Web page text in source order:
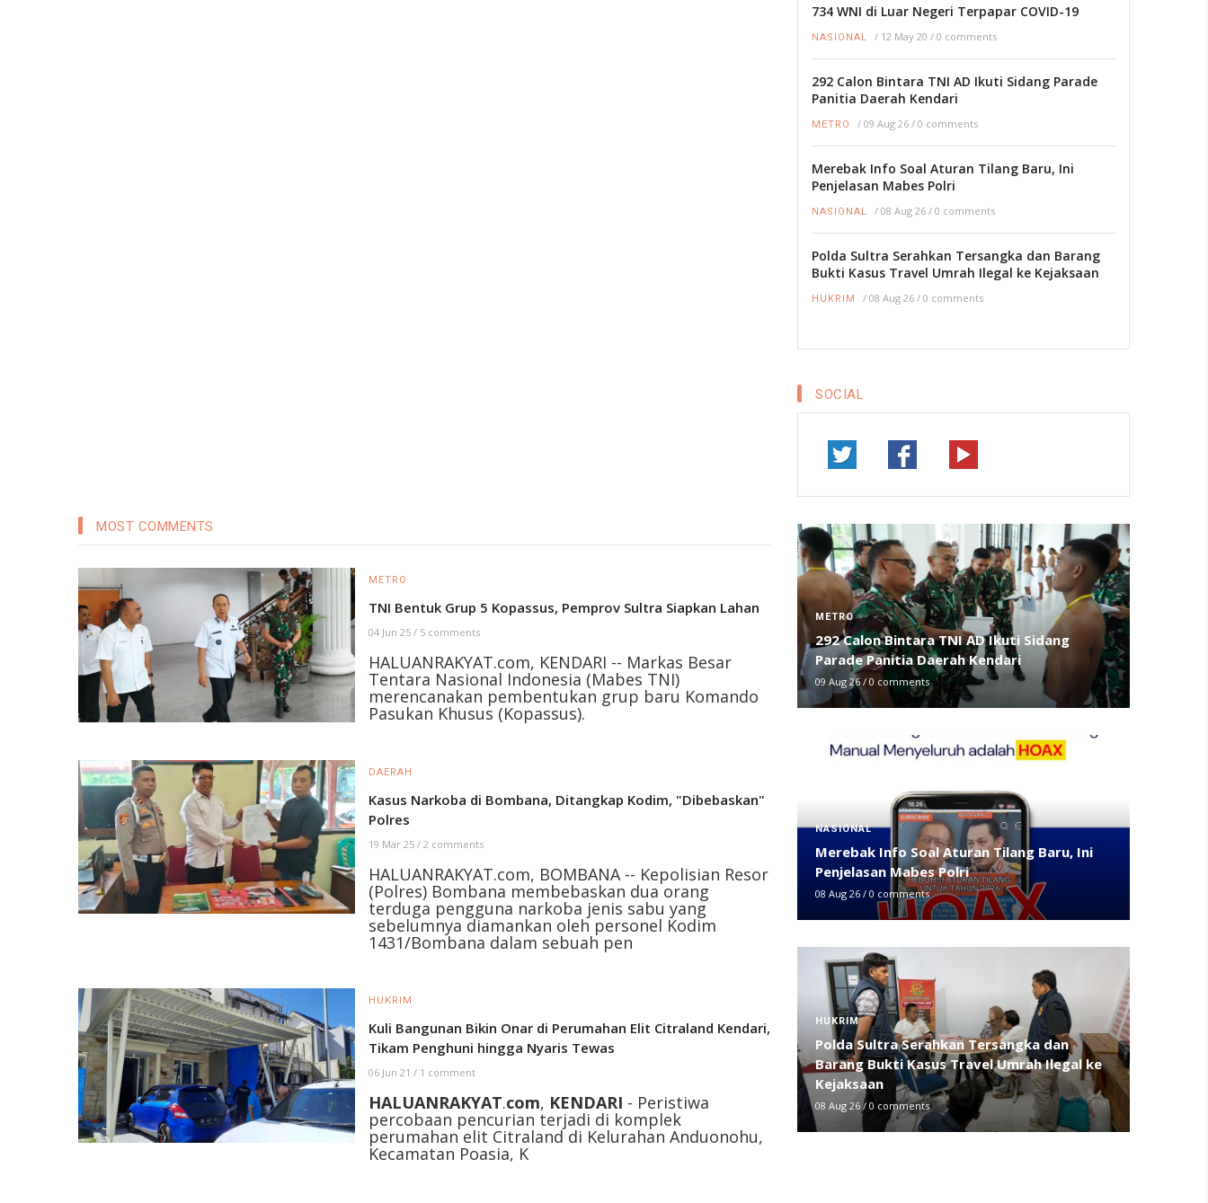
MOST COMMENTS
METRO
TNI Bentuk Grup 5 Kopassus, Pemprov Sultra Siapkan Lahan
04 Jun 25 / 5 comments
HALUANRAKYAT.com, KENDARI -- Markas Besar
Tentara Nasional Indonesia (Mabes TNI)
merencanakan pembentukan grup baru Komando
Pasukan Khusus (Kopassus).
DAERAH
Kasus Narkoba di Bombana, Ditangkap Kodim, "Dibebaskan"
Polres
19 Mar 25 / 2 comments
HALUANRAKYAT.com, BOMBANA -- Kepolisian Resor
(Polres) Bombana membebaskan dua orang
terduga pengguna narkoba jenis sabu yang
sebelumnya diamankan oleh personel Kodim
1431/Bombana dalam sebuah pen
HUKRIM
Kuli Bangunan Bikin Onar di Perumahan Elit Citraland Kendari,
Tikam Penghuni hingga Nyaris Tewas
06 Jun 21 / 1 comment
HALUANRAKYAT.com, KENDARI - Peristiwa
percobaan pencurian terjadi di komplek
perumahan elit Citraland di Kelurahan Anduonohu,
Kecamatan Poasia, K
734 WNI di Luar Negeri Terpapar COVID-19
NASIONAL / 12 May 20 / 0 comments
292 Calon Bintara TNI AD Ikuti Sidang Parade
Panitia Daerah Kendari
METRO / 09 Aug 26 / 0 comments
Merebak Info Soal Aturan Tilang Baru, Ini
Penjelasan Mabes Polri
NASIONAL / 08 Aug 26 / 0 comments
Polda Sultra Serahkan Tersangka dan Barang
Bukti Kasus Travel Umrah Ilegal ke Kejaksaan
HUKRIM / 08 Aug 26 / 0 comments
SOCIAL
METRO
292 Calon Bintara TNI AD Ikuti Sidang
Parade Panitia Daerah Kendari
09 Aug 26 / 0 comments
NASIONAL
Merebak Info Soal Aturan Tilang Baru, Ini
Penjelasan Mabes Polri
08 Aug 26 / 0 comments
HUKRIM
Polda Sultra Serahkan Tersangka dan
Barang Bukti Kasus Travel Umrah Ilegal ke
Kejaksaan
08 Aug 26/ 0 comments